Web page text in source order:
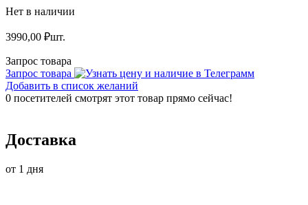
Нет в наличии
3990,00 ₽шт.
Запрос товара
Запрос товара
Добавить в список желаний
0 посетителей смотрят этот товар прямо сейчас!
Доставка
от 1 дня